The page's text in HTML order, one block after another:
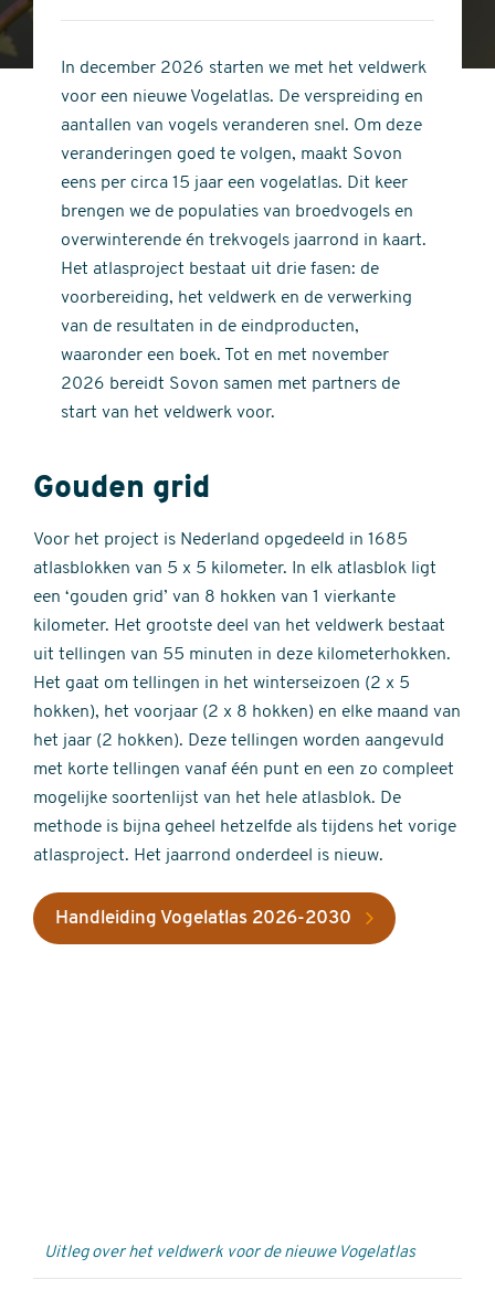
stars
of
stars
In december 2026 starten we met het veldwerk
voor een nieuwe Vogelatlas. De verspreiding en
aantallen van vogels veranderen snel. Om deze
veranderingen goed te volgen, maakt Sovon
eens per circa 15 jaar een vogelatlas. Dit keer
brengen we de populaties van broedvogels en
overwinterende én trekvogels jaarrond in kaart.
Het atlasproject bestaat uit drie fasen: de
voorbereiding, het veldwerk en de verwerking
van de resultaten in de eindproducten,
waaronder een boek. Tot en met november
2026 bereidt Sovon samen met partners de
start van het veldwerk voor.
Gouden grid
Voor het project is Nederland opgedeeld in 1685
atlasblokken van 5 x 5 kilometer. In elk atlasblok ligt
een ‘gouden grid’ van 8 hokken van 1 vierkante
kilometer. Het grootste deel van het veldwerk bestaat
uit tellingen van 55 minuten in deze kilometerhokken.
Het gaat om tellingen in het winterseizoen (2 x 5
hokken), het voorjaar (2 x 8 hokken) en elke maand van
het jaar (2 hokken). Deze tellingen worden aangevuld
met korte tellingen vanaf één punt en een zo compleet
mogelijke soortenlijst van het hele atlasblok. De
methode is bijna geheel hetzelfde als tijdens het vorige
atlasproject. Het jaarrond onderdeel is nieuw.
Handleiding Vogelatlas 2026-2030
Uitleg over het veldwerk voor de nieuwe Vogelatlas